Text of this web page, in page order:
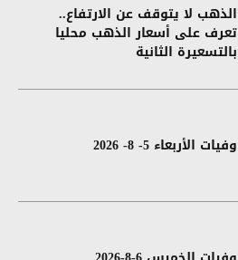
الذهب لا يتوقف عن الارتفاع..
تعرف على أسعار الذهب محليا
بالتسعيرة الثانية
وفيات الأربعاء 5- 8- 2026